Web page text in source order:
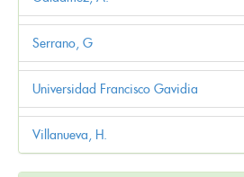
Serrano, G
Universidad Francisco Gavidia
Villanueva, H.